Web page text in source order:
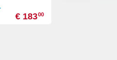
€ 18300